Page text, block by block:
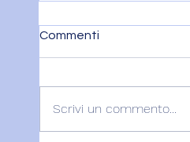
Commenti
Scrivi un commento...